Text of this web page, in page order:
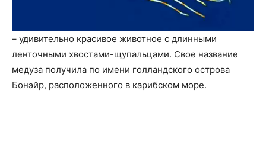
– удивительно красивое животное с длинными
ленточными хвостами-щупальцами. Свое название
медуза получила по имени голландского острова
Бонэйр, расположенного в карибском море.